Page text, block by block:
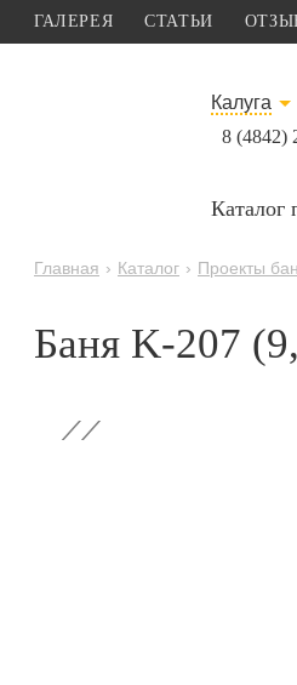
ГАЛЕРЕЯ СТАТЬИ
Калуга
8 (4842)
Каталог
Главная › Каталог › Проекты
Баня K-207
‹